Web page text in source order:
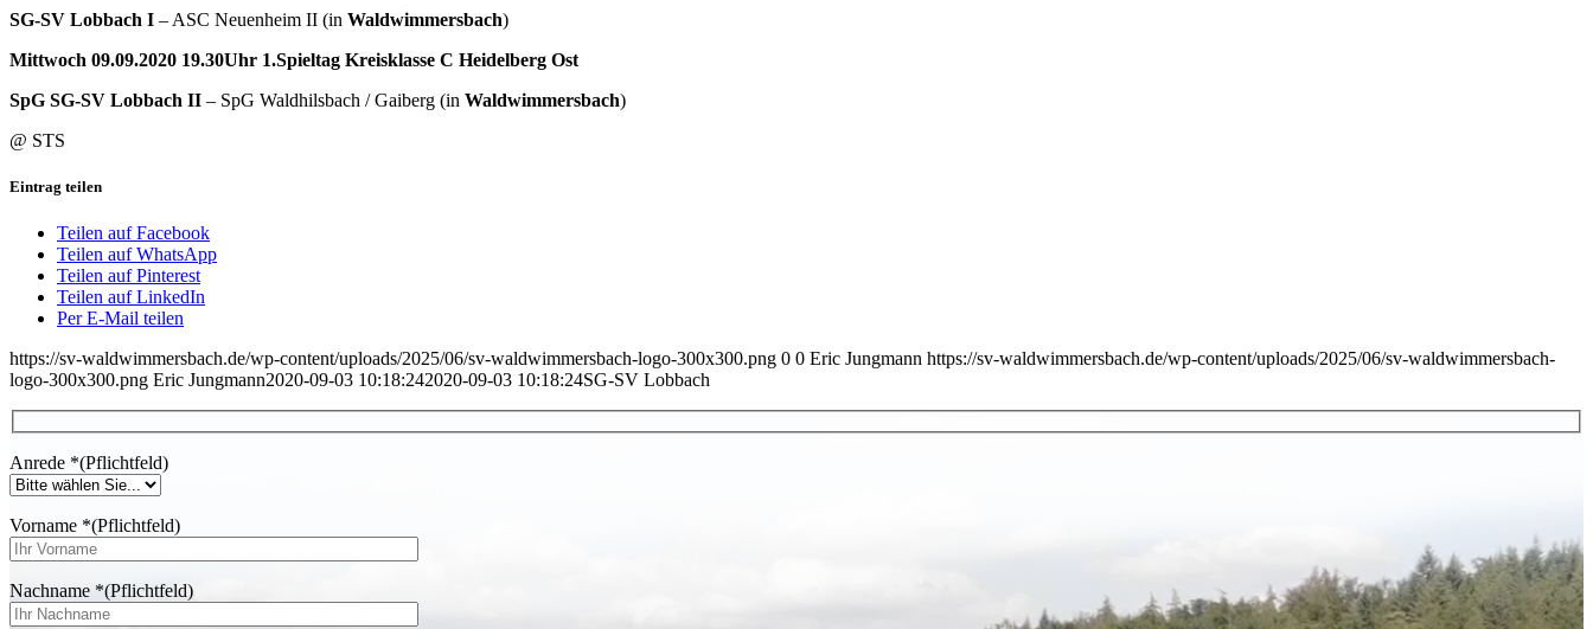
SG-SV Lobbach I – ASC Neuenheim II (in Waldwimmersbach)
Mittwoch 09.09.2020 19.30Uhr 1.Spieltag Kreisklasse C Heidelberg Ost
SpG SG-SV Lobbach II – SpG Waldhilsbach / Gaiberg (in Waldwimmersbach)
@ STS
Eintrag teilen
Teilen auf Facebook
Teilen auf WhatsApp
Teilen auf Pinterest
Teilen auf LinkedIn
Per E-Mail teilen
https://sv-waldwimmersbach.de/wp-content/uploads/2025/06/sv-waldwimmersbach-logo-300x300.png 0 0 Eric Jungmann https://sv-waldwimmersbach.de/wp-content/uploads/2025/06/sv-waldwimmersbach-
logo-300x300.png Eric Jungmann2020-09-03 10:18:242020-09-03 10:18:24SG-SV Lobbach
Anrede *(Pflichtfeld)
Vorname *(Pflichtfeld)
Nachname *(Pflichtfeld)